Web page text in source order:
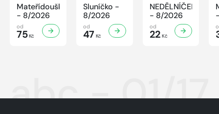
Mateřídouška
- 8/2026
od
75Kč
Sluníčko -
8/2026
od
47 Kč
NEDĚLNÍČEK
- 8/2026
od
22 Kč
abc - 01/17